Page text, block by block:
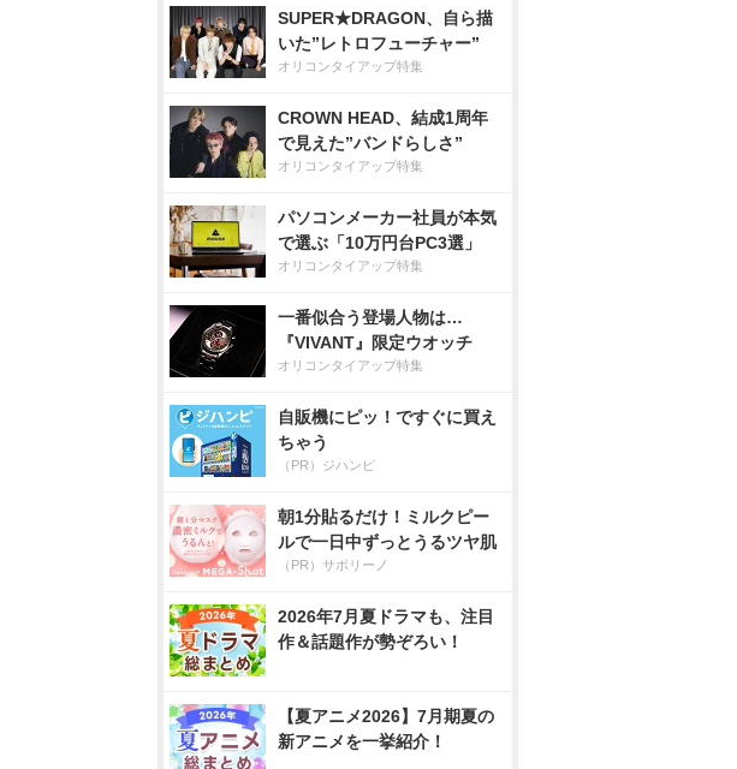
SUPER★DRAGON、自ら描
いた”レトロフューチャー”
オリコンタイアップ特集
CROWN HEAD、結成1周年
で見えた”バンドらしさ”
オリコンタイアップ特集
パソコンメーカー社員が本気
で選ぶ「10万円台PC3選」
オリコンタイアップ特集
一番似合う登場人物は…
『VIVANT』限定ウオッチ
オリコンタイアップ特集
自販機にピッ！ですぐに買え
ちゃう
（PR）ジハンピ
朝1分貼るだけ！ミルクピー
ルで一日中ずっとうるツヤ肌
（PR）サボリーノ
2026年7月夏ドラマも、注目
作＆話題作が勢ぞろい！
【夏アニメ2026】7月期夏の
新アニメを一挙紹介！